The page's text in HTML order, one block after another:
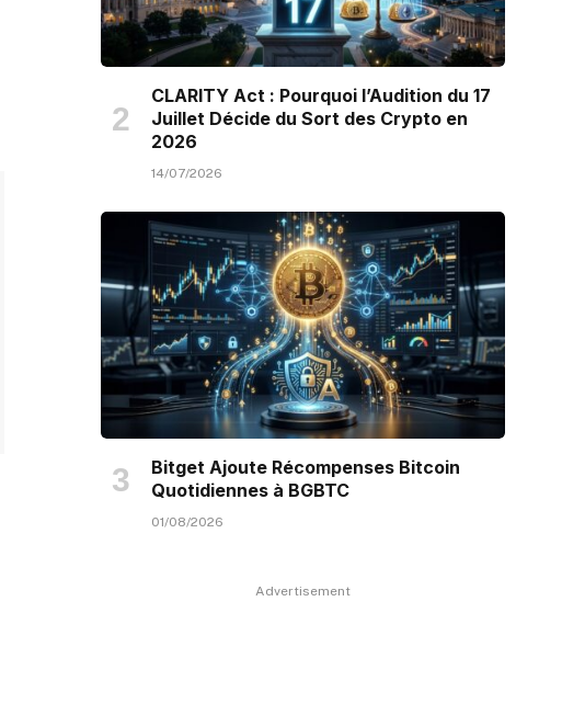
CLARITY Act : Pourquoi l’Audition du 17
Juillet Décide du Sort des Crypto en
2026
14/07/2026
Bitget Ajoute Récompenses Bitcoin
Quotidiennes à BGBTC
01/08/2026
Advertisement